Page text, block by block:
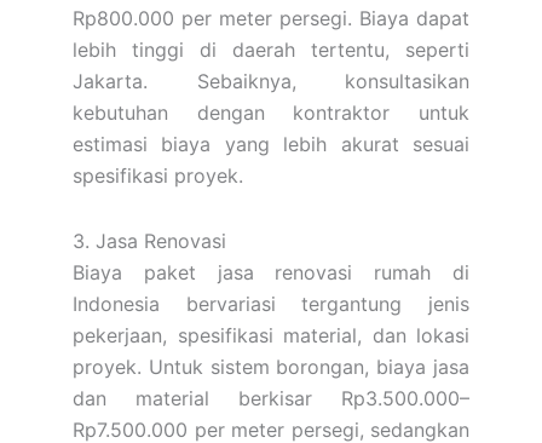
Rp800.000 per meter persegi. Biaya dapat
lebih tinggi di daerah tertentu, seperti
Jakarta. Sebaiknya, konsultasikan
kebutuhan dengan kontraktor untuk
estimasi biaya yang lebih akurat sesuai
spesifikasi proyek.
3. Jasa Renovasi
Biaya paket jasa renovasi rumah di
Indonesia bervariasi tergantung jenis
pekerjaan, spesifikasi material, dan lokasi
proyek. Untuk sistem borongan, biaya jasa
dan material berkisar Rp3.500.000–
Rp7.500.000 per meter persegi, sedangkan